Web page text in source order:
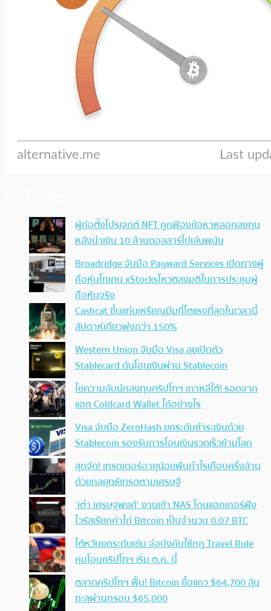
ผู้ก่อตั้งโปรเจกต์ NFT ถูกฟ้องข้อหาหลอกลงทุน
หลังนำเงิน 10 ล้านดอลลาร์ไปเล่นพนัน
Broadridge จับมือ Payward Services เปิดทางผู้
ถือหุ้นโทเคน xStocksโหวตลงมติในการประชุมผู้
ถือหุ้นจริง
Cashcat ขึ้นแท่นเหรียญมีมที่โตแรงที่สุดในเวลานี้
สัปดาห์เดียวพุ่งกว่า 150%
Western Union จับมือ Visa ลุยเปิดตัว
Stablecard ดันโอนเงินผ่าน Stablecoin
ไขความลับนักลงทุนคริปโทฯ เกาหลีใต้! รอดจาก
แฮก Coldcard Wallet ได้อย่างไร
Visa จับมือ ZeroHash ยกระดับชำระเงินด้วย
Stablecoin รองรับการโอนเงินรวดเร็วข้ามโลก
สุดจัด! เทรดเดอร์อายุน้อยฟันกำไรเกือบครึ่งล้าน
ด้วยกลยุทธ์เทรดตามเศรษฐี
‘เต๋า เศรษฐพงศ์’ งานเข้า NAS โดนแฮกเกอร์ฝัง
ไวรัสเรียกค่าไถ่ Bitcoin เป็นจำนวน 0.07 BTC
ไต้หวันยกระดับเข้ม จ่อบังคับใช้กฏ Travel Rule
คุมโอนคริปโทฯ เริ่ม ต.ค. นี้
ตลาดคริปโทฯ ฟื้น! Bitcoin ยื้อแถว $64,700 ลุ้น
ทะลุผ่านกรอบ $65,000